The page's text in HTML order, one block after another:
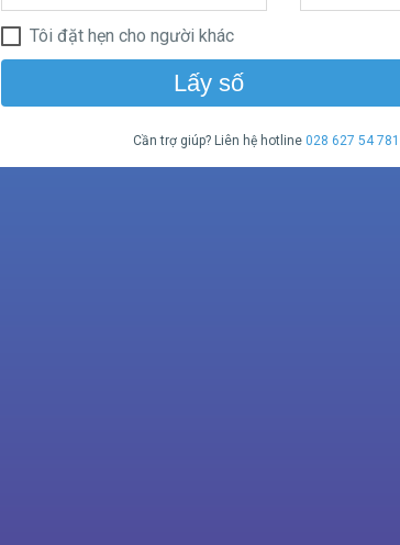
Tôi đặt hẹn cho người khác
Lấy số
Cần trợ giúp? Liên hệ hotline 028 627 54 781